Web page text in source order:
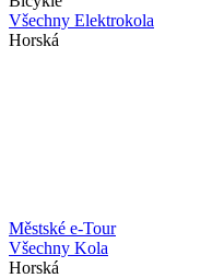
Všechny Elektrokola
Horská
Městské e-Tour
Všechny Kola
Horská